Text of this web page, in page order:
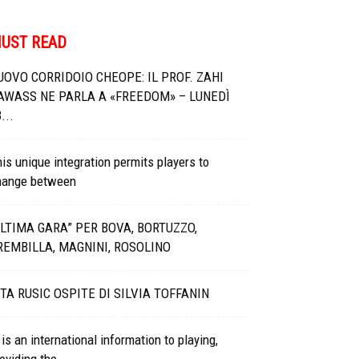
READ
CORRIDOIO CHEOPE: IL PROF. ZAHI
NE PARLA A «FREEDOM» – LUNEDÌ
unique integration permits players to
between
GARA” PER BOVA, BORTUZZO,
MAGNINI, ROSOLINO
RUSIC OSPITE DI SILVIA TOFFANIN
is an international information to playing,